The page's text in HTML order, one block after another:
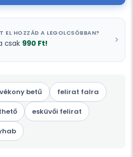
EL HOZZÁD A LEGOLCSÓBBAN?
csak 990 Ft!
vékony betű felirat falra
esküvői felirat